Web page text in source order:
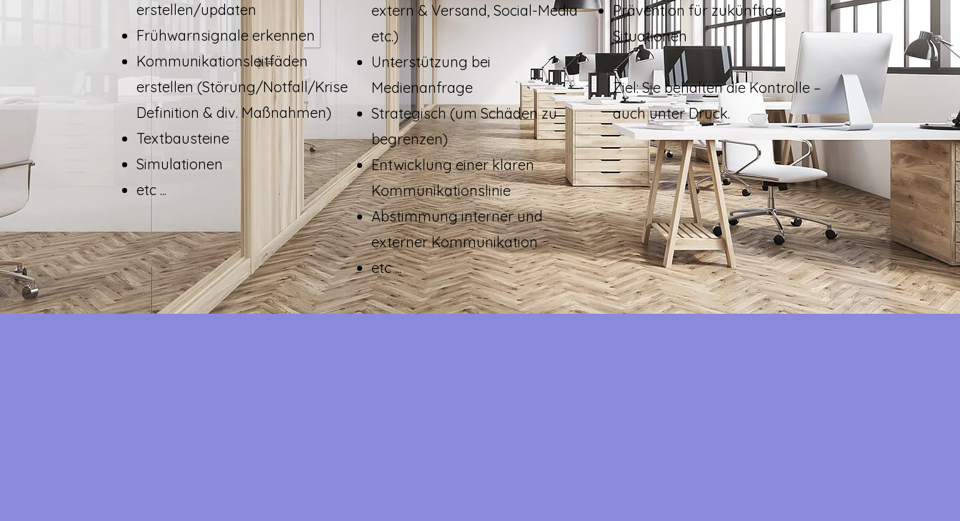
erstellen/updaten
Frühwarnsignale erkennen
Kommunikationsleitfäden
erstellen (Störung/Notfall/Krise
Definition & div. Maßnahmen)
Textbausteine​
Simulationen
etc ...
extern & Versand, Social-Media
etc.)
Unterstützung bei
Medienanfrage
Strategisch (um Schäden zu
begrenzen)
Entwicklung einer klaren
Kommunikationslinie
Abstimmung interner und
externer Kommunikation
etc ...
Prävention für zukünftige
Situationen
Ziel: Sie behalten die Kontrolle –
auch unter Druck.